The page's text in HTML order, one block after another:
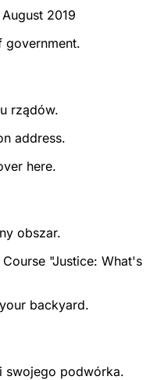
2019
government.
rządów.
address.
here.
obszar.
"Justice: What's
backyard.
swojego podwórka.